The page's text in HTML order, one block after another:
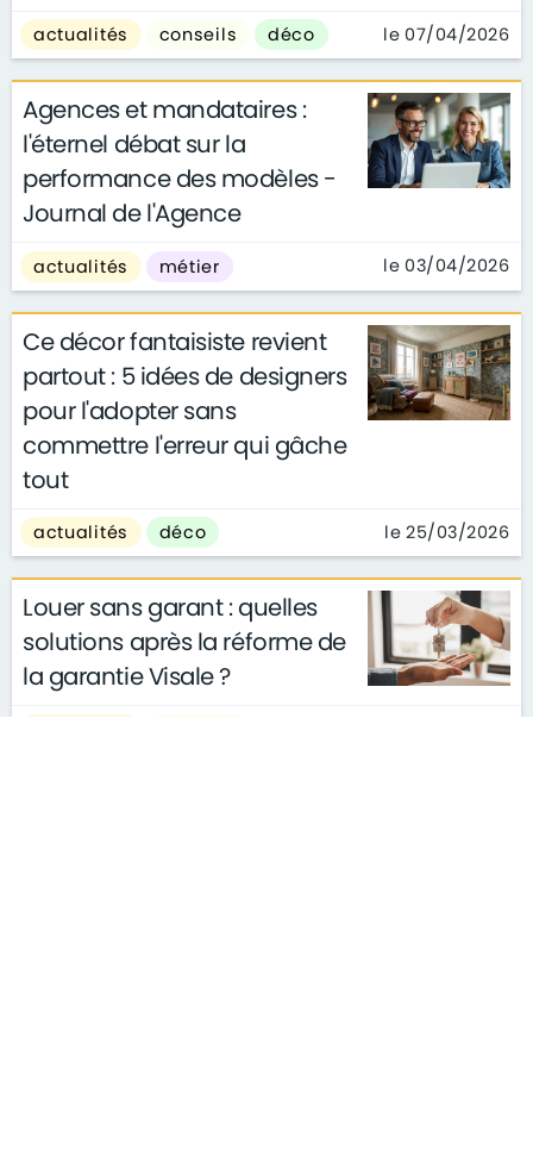
actualités conseils déco le 07/04/2026
Agences et mandataires :
l'éternel débat sur la
performance des modèles -
Journal de l'Agence
actualités métier le 03/04/2026
Ce décor fantaisiste revient
partout : 5 idées de designers
pour l'adopter sans
commettre l'erreur qui gâche
tout
actualités déco le 25/03/2026
Louer sans garant : quelles
solutions après la réforme de
la garantie Visale ?